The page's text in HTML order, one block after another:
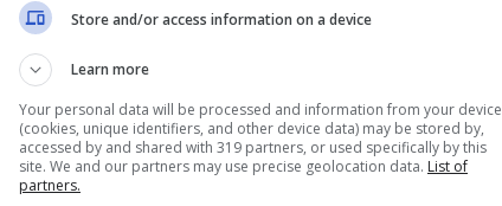
del rapporto con suo marito, l’ex calciatore
tempo, l’attrice, è diventata una vera e
progetti futuri.
professionista di Amici: l’opinionista pazzo
Store and/or access information on a device
Learn more
Your personal data will be processed and information from your device
(cookies, unique identifiers, and other device data) may be stored by,
accessed by and shared with 319 partners, or used specifically by this
site. We and our partners may use precise geolocation data. List of
partners.